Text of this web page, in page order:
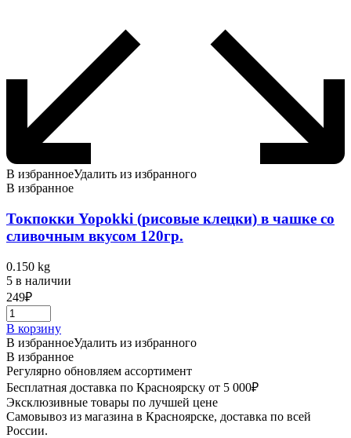
В избранноеУдалить из избранного
В избранное
Токпокки Yopokki (рисовые клецки) в чашке со
сливочным вкусом 120гр.
0.150 kg
5 в наличии
249₽
В корзину
В избранноеУдалить из избранного
В избранное
Регулярно обновляем ассортимент
Бесплатная доставка по Красноярску от 5 000₽
Эксклюзивные товары по лучшей цене
Самовывоз из магазина в Красноярске, доставка по всей
России.